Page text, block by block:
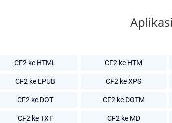
CF2 ke HTML CF2 ke HTM
CF2 ke EPUB CF2 ke XPS
CF2 ke DOT CF2 ke DOTM
CF2 ke TXT CF2 ke MD